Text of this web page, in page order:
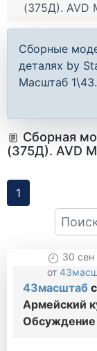
(375Д). AVD
Сборные
деталях by
Масштаб
Сборная
(375Д). AVD
1
30
от
43масштаб
Армейский